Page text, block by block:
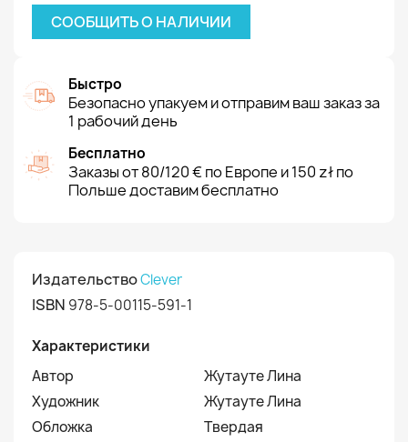
СООБЩИТЬ О НАЛИЧИИ
Быстро
Безопасно упакуем и отправим ваш заказ за
1 рабочий день
Бесплатно
Заказы от 80/120 € по Европе и 150 zł по
Польше доставим бесплатно
ИздательствоClever
ISBN 978-5-00115-591-1
Характеристики
Автор
Жутауте Лина
Художник
Жутауте Лина
Обложка
Твердая